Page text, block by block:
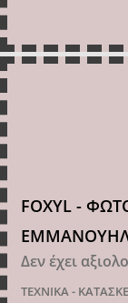
FOXYL -
ΕΜΜΑΝΟΥΗΛ
Δεν έχει
ΤΕΧΝΙΚΑ -